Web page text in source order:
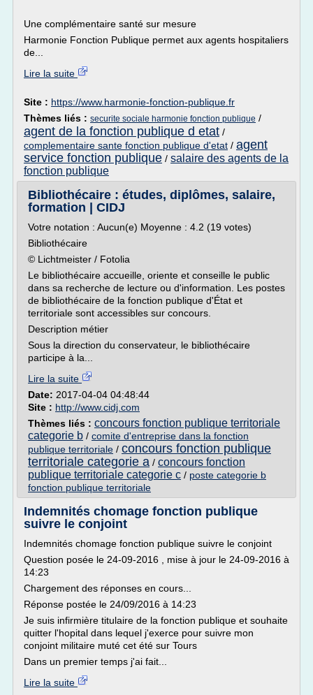
Une complémentaire santé sur mesure
Harmonie Fonction Publique permet aux agents hospitaliers
de...
Lire la suite
Site : https://www.harmonie-fonction-publique.fr
Thèmes liés : securite sociale harmonie fonction publique /
agent de la fonction publique d etat /
complementaire sante fonction publique d'etat / agent
service fonction publique / salaire des agents de la
fonction publique
Bibliothécaire : études, diplômes, salaire,
formation | CIDJ
Votre notation : Aucun(e) Moyenne : 4.2 (19 votes)
Bibliothécaire
© Lichtmeister / Fotolia
Le bibliothécaire accueille, oriente et conseille le public
dans sa recherche de lecture ou d'information. Les postes
de bibliothécaire de la fonction publique d'État et
territoriale sont accessibles sur concours.
Description métier
Sous la direction du conservateur, le bibliothécaire
participe à la...
Lire la suite
Date: 2017-04-04 04:48:44
Site : http://www.cidj.com
Thèmes liés : concours fonction publique territoriale
categorie b / comite d'entreprise dans la fonction
publique territoriale / concours fonction publique
territoriale categorie a / concours fonction
publique territoriale categorie c / poste categorie b
fonction publique territoriale
Indemnités chomage fonction publique
suivre le conjoint
Indemnités chomage fonction publique suivre le conjoint
Question posée le 24-09-2016 , mise à jour le 24-09-2016 à
14:23
Chargement des réponses en cours...
Réponse postée le 24/09/2016 à 14:23
Je suis infirmière titulaire de la fonction publique et souhaite
quitter l'hopital dans lequel j'exerce pour suivre mon
conjoint militaire muté cet été sur Tours
Dans un premier temps j'ai fait...
Lire la suite